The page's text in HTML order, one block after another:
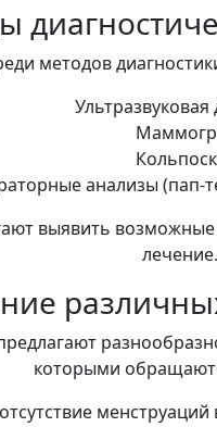
методов
Ультразвуковая
анализы (пап-
выявить
лечение.
которыми
отсутствие